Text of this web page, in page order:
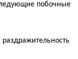
побочные